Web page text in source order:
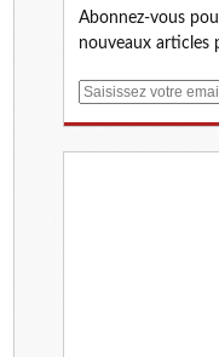
Abonnez-vous
nouveaux articles
E